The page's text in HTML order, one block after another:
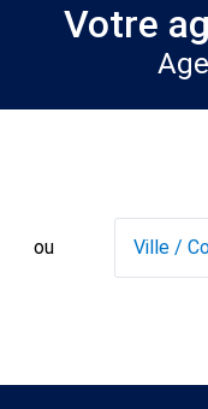
Votre
ou